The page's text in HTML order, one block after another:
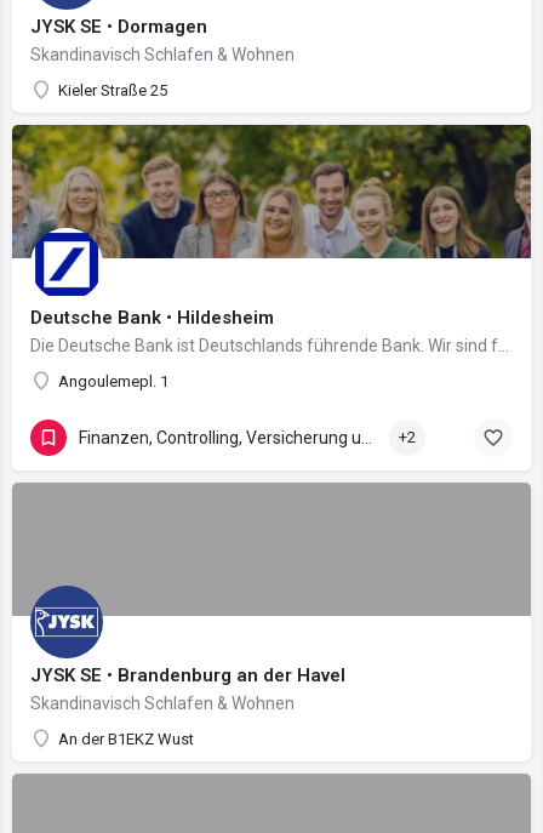
JYSK SE • Dormagen
Skandinavisch Schlafen & Wohnen
Kieler Straße 25
Deutsche Bank • Hildesheim
Angoulemepl. 1
+2
JYSK SE • Brandenburg an der Havel
Skandinavisch Schlafen & Wohnen
An der B1EKZ Wust